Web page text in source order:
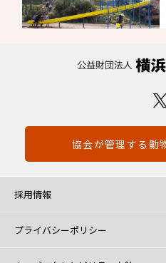
協会が管理する動
採用情報
プライバシーポリシー